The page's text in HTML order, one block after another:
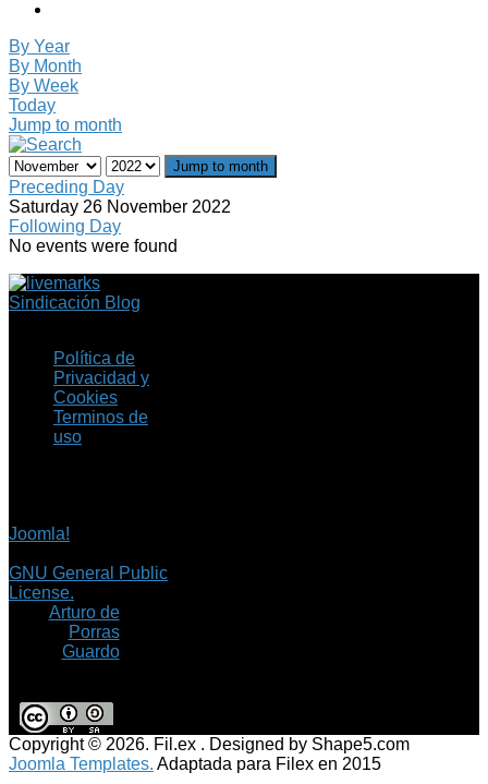
By Year
By Month
By Week
Today
Jump to month
Jump to month
Preceding Day
Saturday 26 November 2022
Following Day
No events were found
Sindicación Blog
Política de
Privacidad y
Cookies
Terminos de
uso
Joomla!
GNU General Public
License.
Arturo de
Porras
Guardo
Copyright © 2026. Fil.ex . Designed by Shape5.com
Joomla Templates. Adaptada para Filex en 2015